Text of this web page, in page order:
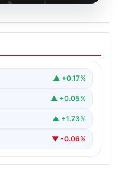
mi,
emekli
▲ +0.17%
▲ +0.05%
▲ +1.73%
▼ -0.06%